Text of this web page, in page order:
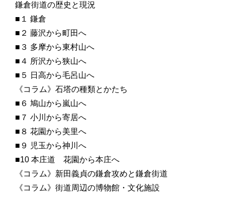
鎌倉街道の歴史と現況
■１ 鎌倉
■２ 藤沢から町田へ
■３ 多摩から東村山へ
■４ 所沢から狭山へ
■５ 日高から毛呂山へ
《コラム》石塔の種類とかたち
■６ 鳩山から嵐山へ
■７ 小川から寄居へ
■８ 花園から美里へ
■９ 児玉から神川へ
■10 本庄道 花園から本庄へ
《コラム》新田義貞の鎌倉攻めと鎌倉街道
《コラム》街道周辺の博物館・文化施設